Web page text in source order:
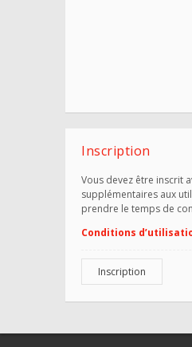
Inscription
Vous devez être inscrit
supplémentaires aux
prendre le temps de
Conditions
Inscription